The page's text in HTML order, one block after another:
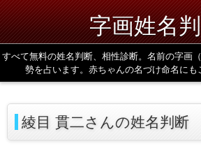
字画姓名
すべて無料の姓名判断、相性診断。名前の字画
勢を占います。赤ちゃんの名づけ命名にも
綾目 貫二さんの姓名判断